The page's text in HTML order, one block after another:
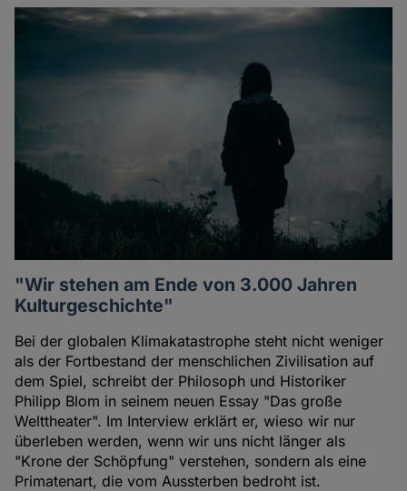
"Wir stehen am Ende von 3.000 Jahren
Kulturgeschichte"
Bei der globalen Klimakatastrophe steht nicht weniger
als der Fortbestand der menschlichen Zivilisation auf
dem Spiel, schreibt der Philosoph und Historiker
Philipp Blom in seinem neuen Essay "Das große
Welttheater". Im Interview erklärt er, wieso wir nur
überleben werden, wenn wir uns nicht länger als
"Krone der Schöpfung" verstehen, sondern als eine
Primatenart, die vom Aussterben bedroht ist.